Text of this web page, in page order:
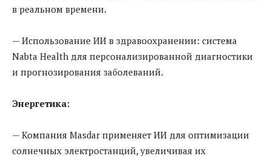
в реальном времени.
— Использование ИИ в здравоохранении: система
Nabta Health для персонализированной диагностики
и прогнозирования заболеваний.
Энергетика:
— Компания Masdar применяет ИИ для оптимизации
солнечных электростанций, увеличивая их